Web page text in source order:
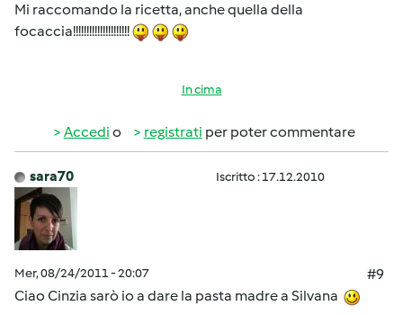
Mi raccomando la ricetta, anche quella della
focaccia!!!!!!!!!!!!!!!!!!!!!
In cima
Accedi o registrati per poter commentare
sara70 Iscritto : 17.12.2010
Mer, 08/24/2011 - 20:07
#9
Ciao Cinzia sarò io a dare la pasta madre a Silvana